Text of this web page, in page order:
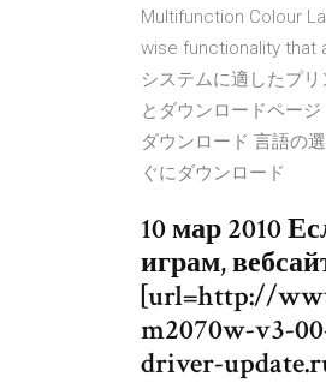
Multifunction Colour
wise functionality that
システムに適したプ
とダウンロードペー
ダウンロード 言語の
ぐにダウンロード
10 мар 2010
играм,
[url=http://
m2070w-v3-
driver-